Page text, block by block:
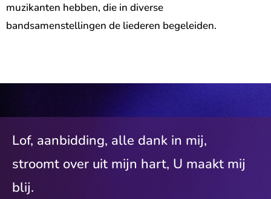
muzikanten hebben, die in diverse
bandsamenstellingen de liederen begeleiden.
Lof, aanbidding, alle dank in mij,
stroomt over uit mijn hart, U maakt mij
blij.